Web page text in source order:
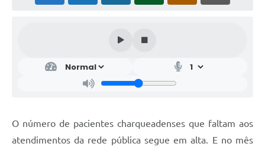
O número de pacientes charqueadenses que faltam aos
atendimentos da rede pública segue em alta. E no mês